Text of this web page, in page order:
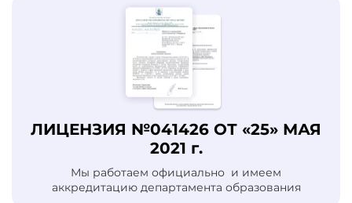
ЛИЦЕНЗИЯ №041426 ОТ «25» МАЯ
2021 г.
Мы работаем официально и имеем
аккредитацию департамента образования